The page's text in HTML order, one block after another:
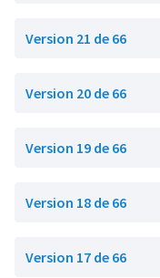
Version 21 de 66
Version 20 de 66
Version 19 de 66
Version 18 de 66
Version 17 de 66